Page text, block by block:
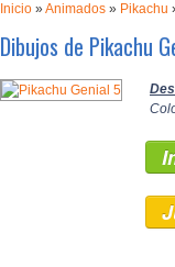
Inicio »Animados » Pikachu
Dibujos de Pikachu